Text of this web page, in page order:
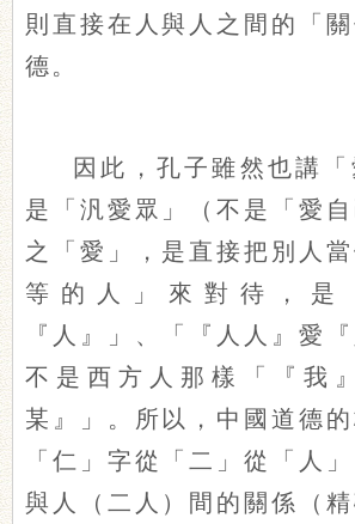
則直接在人與人之間的「
德。
因此，孔子雖然也講
是「汎愛眾」（不是「愛自
之「愛」，是直接把別人
等的人」來對待，是
『人』」、「『人人』愛
不是西方人那樣「『我
某』」。所以，中國道德
「仁」字從「二」從「人
與人（二人）間的關係（